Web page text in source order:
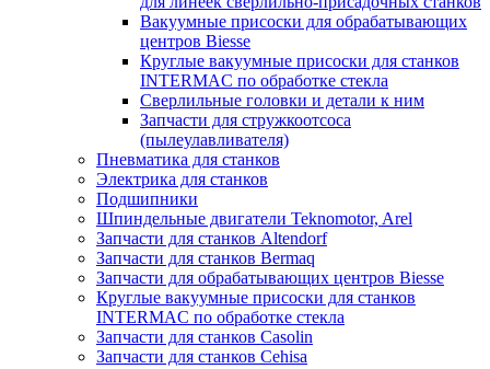
Вакуумные присоски для обрабатывающих
центров Biesse
Круглые вакуумные присоски для станков
INTERMAC по обработке стекла
Сверлильные головки и детали к ним
Запчасти для стружкоотсоса
(пылеулавливателя)
Пневматика для станков
Электрика для станков
Подшипники
Шпиндельные двигатели Teknomotor, Arel
Запчасти для станков Altendorf
Запчасти для станков Bermaq
Запчасти для обрабатывающих центров Biesse
Круглые вакуумные присоски для станков
INTERMAC по обработке стекла
Запчасти для станков Casolin
Запчасти для станков Cehisa